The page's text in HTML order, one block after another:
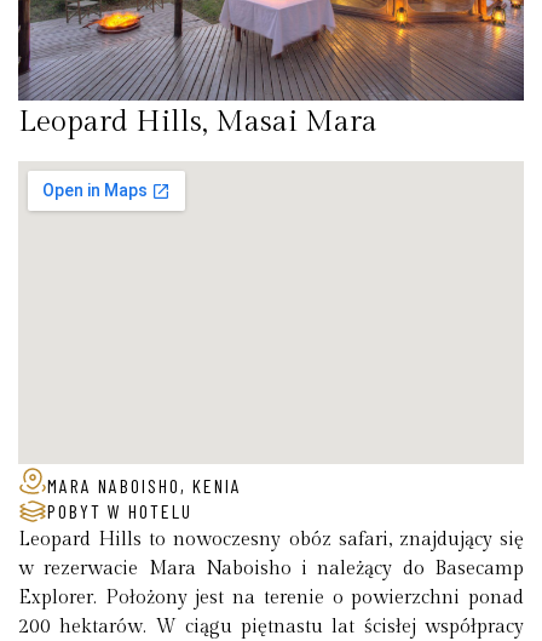
Leopard Hills, Masai Mara
MARA NABOISHO, KENIA
POBYT W HOTELU
Leopard Hills to nowoczesny obóz safari, znajdujący się
w rezerwacie Mara Naboisho i należący do Basecamp
Explorer. Położony jest na terenie o powierzchni ponad
200 hektarów. W ciągu piętnastu lat ścisłej współpracy